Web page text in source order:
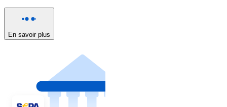
En savoir plus